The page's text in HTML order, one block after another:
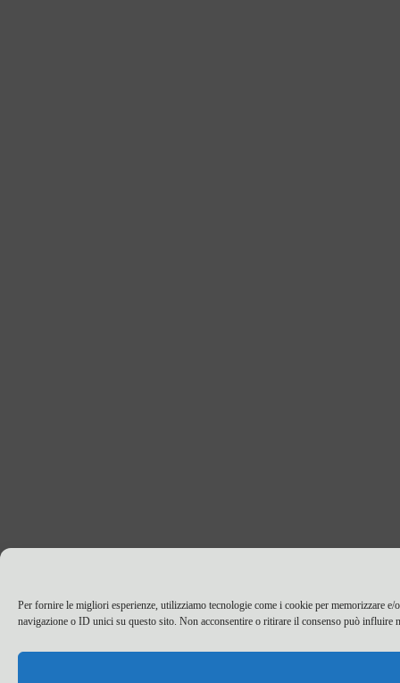
Per fornire le migliori esperienze, utilizziamo tecnologie come i cookie per memorizzare
navigazione o ID unici su questo sito. Non acconsentire o ritirare il consenso può influire